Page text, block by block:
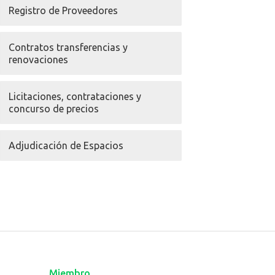
Registro de Proveedores
Contratos transferencias y
renovaciones
Licitaciones, contrataciones y
concurso de precios
Adjudicación de Espacios